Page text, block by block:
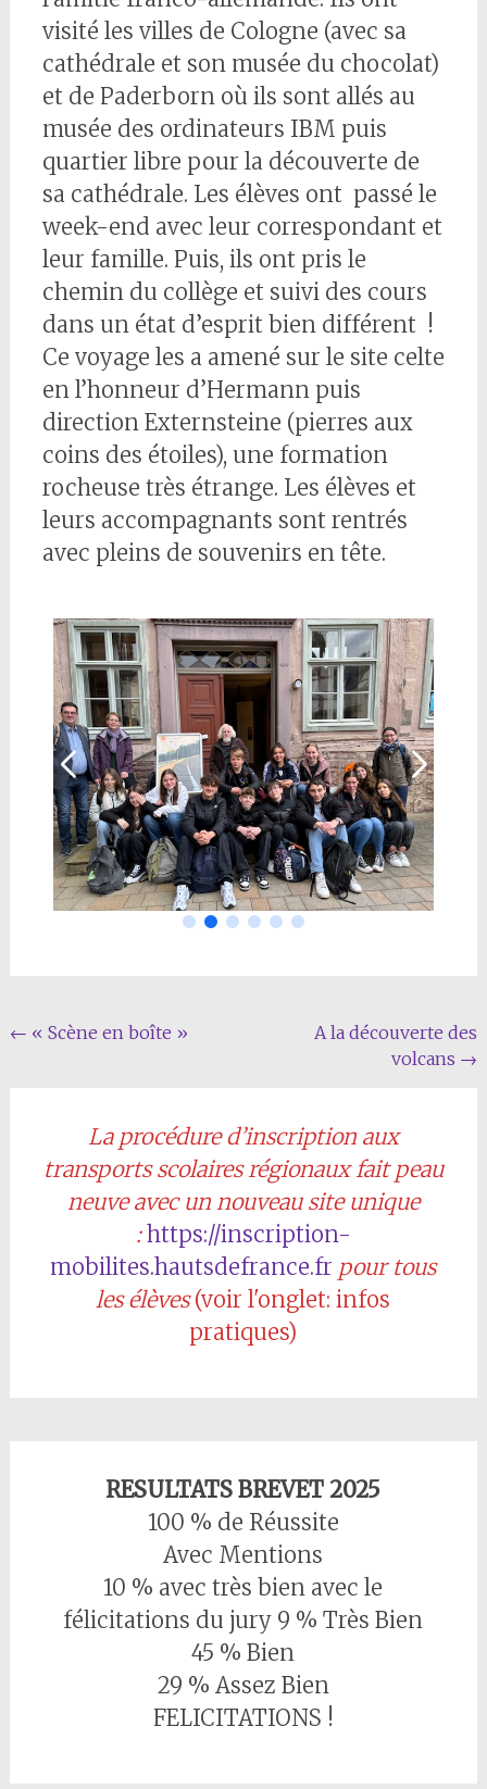
visité les villes de Cologne (avec sa
cathédrale et son musée du chocolat)
et de Paderborn où ils sont allés au
musée des ordinateurs IBM puis
quartier libre pour la découverte de
sa cathédrale. Les élèves ont passé le
week-end avec leur correspondant et
leur famille. Puis, ils ont pris le
chemin du collège et suivi des cours
dans un état d’esprit bien différent !
Ce voyage les a amené sur le site celte
en l’honneur d’Hermann puis
direction Externsteine (pierres aux
coins des étoiles), une formation
rocheuse très étrange. Les élèves et
leurs accompagnants sont rentrés
avec pleins de souvenirs en tête.
Navigation
← « Scène en boîte »
A la découverte des
volcans →
La procédure d’inscription aux
transports scolaires régionaux fait peau
neuve avec un nouveau site unique
:https://inscription-
mobilites.hautsdefrance.fr pour tous
les élèves(voir l'onglet: infos
pratiques)
RESULTATS BREVET 2025
100 % de Réussite
Avec Mentions
10 % avec très bien avec le
félicitations du jury 9 % Très Bien
45 % Bien
29 % Assez Bien
FELICITATIONS !